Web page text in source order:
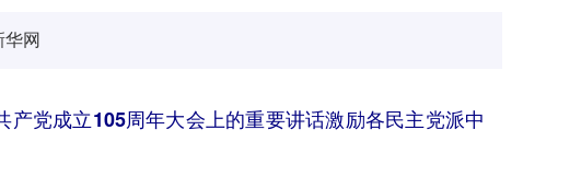
网
党成立105周年大会上的重要讲话激励各民主党派中